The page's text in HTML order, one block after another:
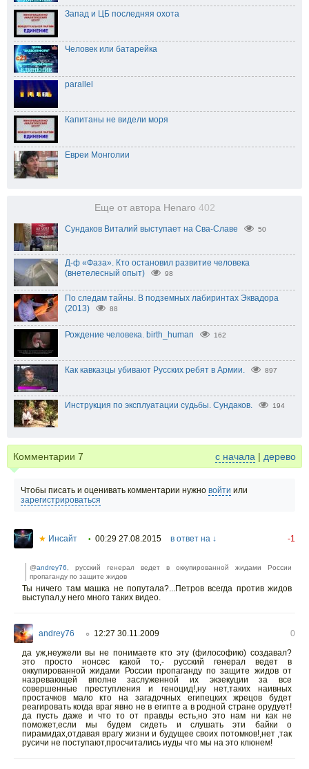
Запад и ЦБ последняя охота
Человек или батарейка
parallel
Капитаны не видели моря
Евреи Монголии
Еще от автора Henaro 402
Сундаков Виталий выступает на Сва-Славе 50
Д-ф «Фаза». Кто остановил развитие человека
(внетелесный опыт)
98
По следам тайны. В подземных лабиринтах Эквадора
(2013)
88
Рождение человека. birth_human 162
Как кавказцы убивают Русских ребят в Армии. 897
Инструкция по эксплуатации судьбы. Сундаков. 194
Комментарии 7 с начала | дерево
Чтобы писать и оценивать комментарии нужно войти или
зарегистрироваться
★ Инсайт • 00:29 27.08.2015 в ответ на ↓ -1
@andrey76, русский генерал ведет в оккупированной жидами России
пропаганду по защите жидов
Ты ничего там машка не попутала?...Петров всегда против жидов
выступал,у него много таких видео.
andrey76 ○ 12:27 30.11.2009
0
да уж,неужели вы не понимаете кто эту (философию) создавал?
это просто нонсес какой то,- русский генерал ведет в
оккупированной жидами России пропаганду по защите жидов от
назревающей вполне заслуженной их экзекуции за все
совершенные преступления и геноцид!,ну нет,таких наивных
простачков мало кто на загадочных египецких жрецов будет
реагировать когда враг явно не в египте а в родной стране орудует!
да пусть даже и что то от правды есть,но это нам ни как не
поможет,если мы будем сидеть и слушать эти байки о
пирамидах,отдавая врагу жизни и будущее своих потомков!,нет ,так
русичи не поступают,просчитались иуды что мы на это клюнем!